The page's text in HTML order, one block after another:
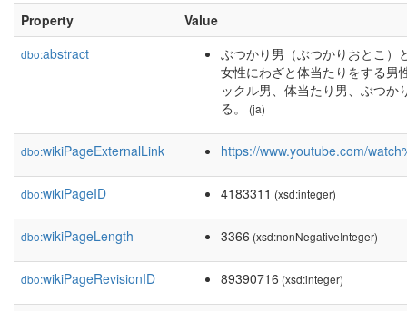
Property Value
dbo:abstract
ぶつかり男（ぶつかりおとこ）
女性にわざと体当たりをする男
ックル男、体当たり男、ぶつか
る。
(ja)
dbo:wikiPageExternalLink https://www.youtube.com/
dbo:wikiPageID 4183311 (xsd:integer)
dbo:wikiPageLength 3366 (xsd:nonNegativeInteger)
dbo:wikiPageRevisionID 89390716 (xsd:integer)